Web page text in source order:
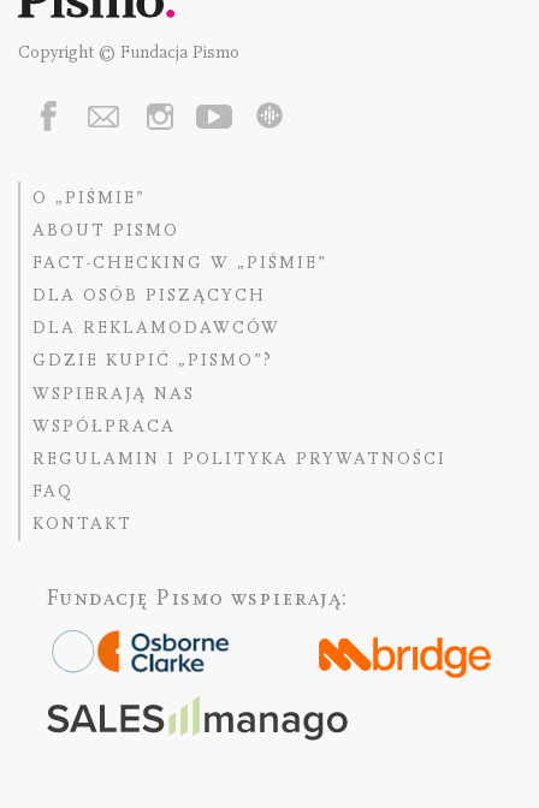
Copyright © Fundacja Pismo
O „PIŚMIE”
ABOUT PISMO
FACT-CHECKING W „PIŚMIE”
DLA OSÓB PISZĄCYCH
DLA REKLAMODAWCÓW
GDZIE KUPIĆ „PISMO”?
WSPIERAJĄ NAS
WSPÓŁPRACA
REGULAMIN I POLITYKA PRYWATNOŚCI
FAQ
KONTAKT
Fundację Pismo wspierają: